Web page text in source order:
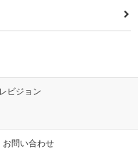
ビジョン
お問い合わせ